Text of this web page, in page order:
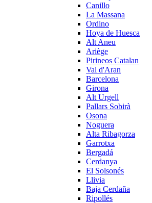
Canillo
La Massana
Ordino
Hoya de Huesca
Alt Aneu
Ariège
Pirineos Catalan
Val d'Aran
Barcelona
Girona
Alt Urgell
Pallars Sobirà
Osona
Noguera
Alta Ribagorza
Garrotxa
Bergadá
Cerdanya
El Solsonés
Llivia
Baja Cerdaña
Ripollés